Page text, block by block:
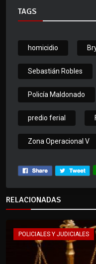
TAGS
homicidio
Sebastián Robles
Policía Maldonado
predio ferial
Zona Operacional V
RELACIONADAS
POLICIALES Y JUDICIALES